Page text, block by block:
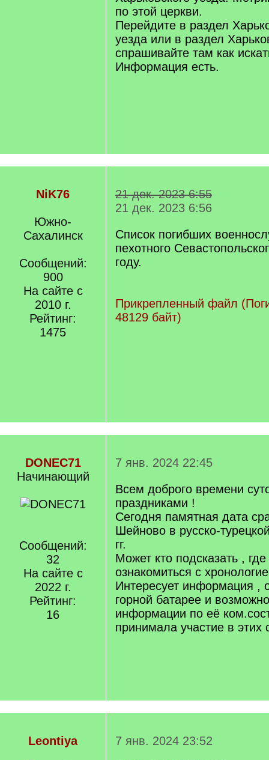
по этой церкви.
Перейдите в раздел
уезда или в раздел
спрашивайте там как
Информация есть.
NiK76
Южно-
Сахалинск
Сообщений:
900
На сайте с
2010 г.
Рейтинг:
1475
21 дек. 2023 6:55
21 дек. 2023 6:56
Список погибших
пехотного
году.
Прикрепленный файл
48129 байт)
DONEC71
Начинающий
Сообщений:
32
На сайте с
2022 г.
Рейтинг:
16
7 янв. 2024 22:45
Всем доброго времени
праздниками !
Сегодня памятная дата
Шейново в русско-
гг.
Может кто подсказать ,
ознакомиться с
Интересует информация ,
горной батарее и
информации по её
принимала участие в этих
Leontiya
7 янв. 2024 23:52